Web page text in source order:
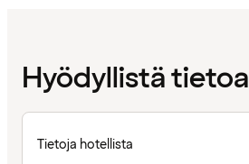
Hyödyllistä tietoa
Tietoja hotellista